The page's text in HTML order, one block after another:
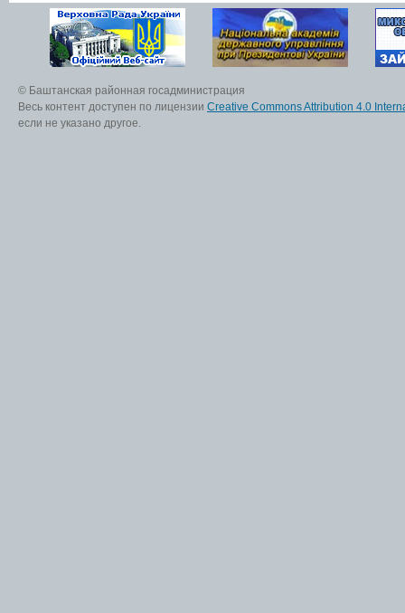
© Баштанская районная госадминистрация
Весь контент доступен по лицензии Creative Commons Attribution 4.0
если не указано другое.